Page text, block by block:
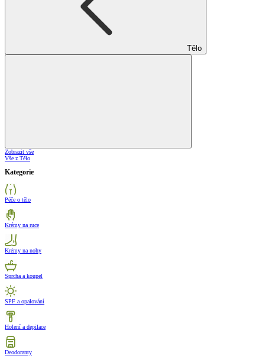
Tělo
Zobrazit vše
Vše z Tělo
Kategorie
Péče o tělo
Krémy na ruce
Krémy na nohy
Sprcha a koupel
SPF a opalování
Holení a depilace
Deodoranty